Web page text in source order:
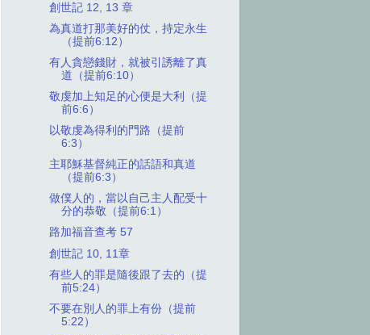
創世記 12, 13 章
為真道打那美好的仗，持定永生
（提前6:12）
有人貪戀錢財，就被引誘離了真
道（提前6:10）
敬虔加上知足的心便是大利（提
前6:6）
以敬虔為得利的門路（提前
6:3）
主耶穌基督純正的話語和真道
（提前6:3）
做僕人的，當以自己主人配受十
分的恭敬（提前6:1）
路加福音查考 57
創世記 10, 11章
有些人的罪是隨後跟了去的（提
前5:24）
不要在別人的罪上有份（提前
5:22）